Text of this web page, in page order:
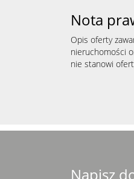
Nota
Opis oferty
nieruchomości
nie stanowi
Napisz